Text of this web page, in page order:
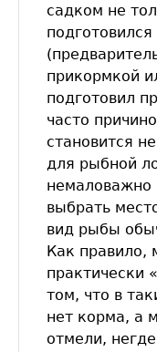
садком не
прикормкой
подготовил
часто
становится
для рыбной
немаловажно
выбрать
вид рыбы
Как правило,
практически
том, что в
нет корма, а
отмели,